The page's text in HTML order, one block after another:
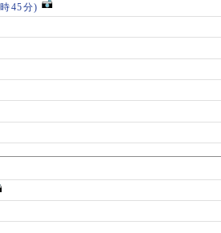
45分)